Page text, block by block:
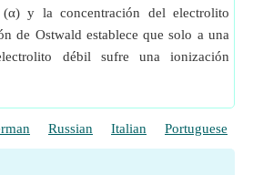
y la concentración del electrolito
de Ostwald establece que solo a una
débil sufre una ionización
Russian Italian Portuguese